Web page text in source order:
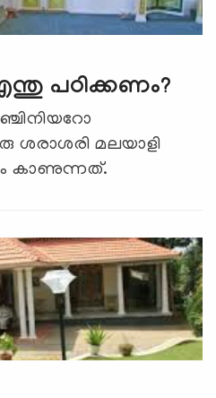
പഠിക്കണം?
മലയാളി
കാണുന്നത്.